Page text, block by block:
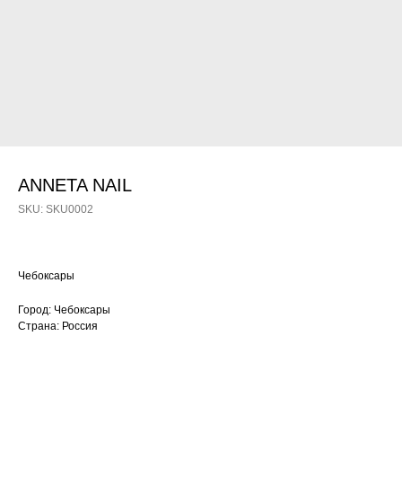
ANNETA NAIL
SKU: SKU0002
Чебоксары
Город: Чебоксары
Страна: Россия